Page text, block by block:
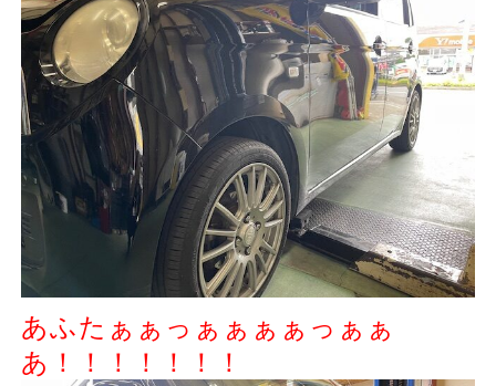
あふたぁぁっぁぁぁぁっぁぁ
あ！！！！！！！